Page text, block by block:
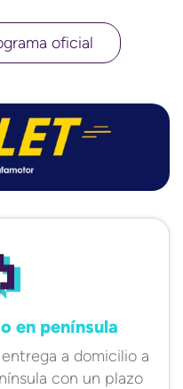
oficial
en península
a domicilio a
con un plazo